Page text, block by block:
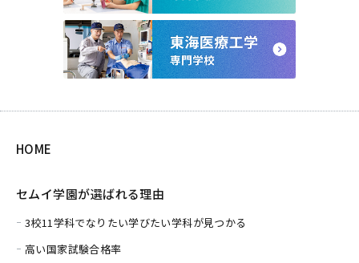
HOME
セムイ学園が選ばれる理由
3校11学科でなりたい学びたい学科が見つかる
高い国家試験合格率